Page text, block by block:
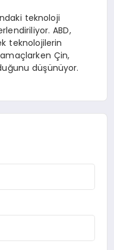
teknoloji
ABD,
teknolojilerin
Çin,
düşünüyor.